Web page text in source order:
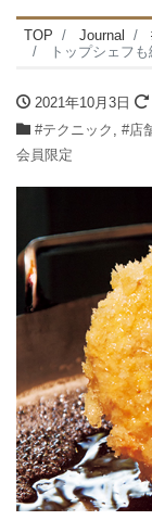
TOP Journal
トップシェフも絶賛
2021年10月3日
#テクニック , #店
会員限定